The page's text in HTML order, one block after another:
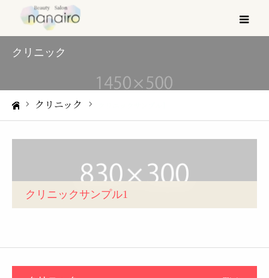
クリニック
ーム
クリニック
クリニックサンプル1